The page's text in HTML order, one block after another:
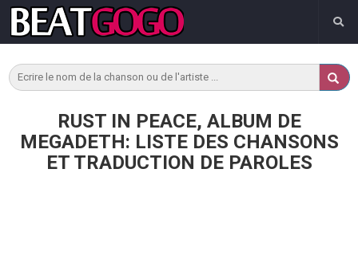
RUST IN PEACE, ALBUM DE
MEGADETH: LISTE DES CHANSONS
ET TRADUCTION DE PAROLES